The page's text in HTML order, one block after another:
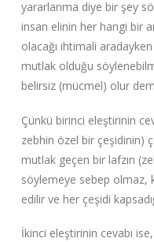
yararlanma diye bir şey
insan elinin her hangi bir
olacağı ihtimali
mutlak olduğu
belirsiz (mücmel) olur
Çünkü birinci eleştirinin
zebhin özel bir çeşidinin)
mutlak geçen bir lafzın
söylemeye sebep olmaz,
edilir ve her çeşidi
İkinci eleştirinin cevabı